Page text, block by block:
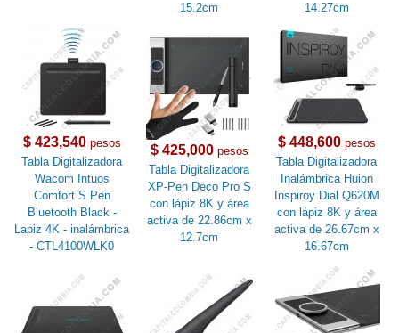
15.2cm
14.27cm
$ 423,540pesos
Tabla Digitalizadora
Wacom Intuos
Comfort S Pen
Bluetooth Black -
Lapiz 4K - inalámbrica
- CTL4100WLK0
$ 425,000pesos
Tabla Digitalizadora
XP-Pen Deco Pro S
con lápiz 8K y área
activa de 22.86cm x
12.7cm
$ 448,600pesos
Tabla Digitalizadora
Inalámbrica Huion
Inspiroy Dial Q620M
con lápiz 8K y área
activa de 26.67cm x
16.67cm